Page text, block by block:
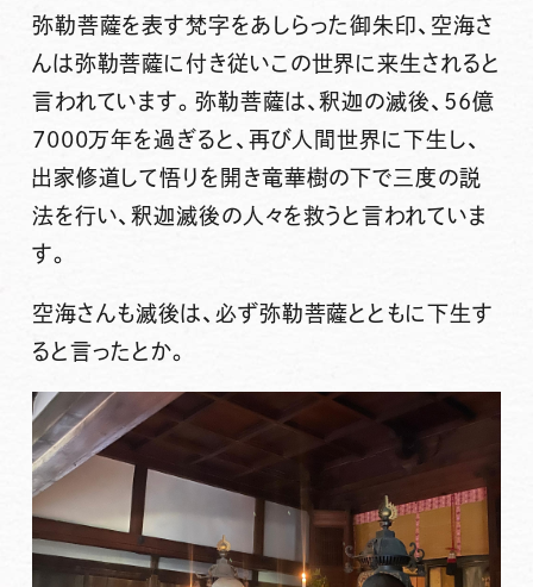
弥勒菩薩を表す梵字をあしらった御朱印、空海さ
んは弥勒菩薩に付き従いこの世界に来生されると
言われています。弥勒菩薩は、釈迦の滅後、56億
7000万年を過ぎると、再び人間世界に下生し、
出家修道して悟りを開き竜華樹の下で三度の説
法を行い、釈迦滅後の人々を救うと言われていま
す。
空海さんも滅後は、必ず弥勒菩薩とともに下生す
ると言ったとか。